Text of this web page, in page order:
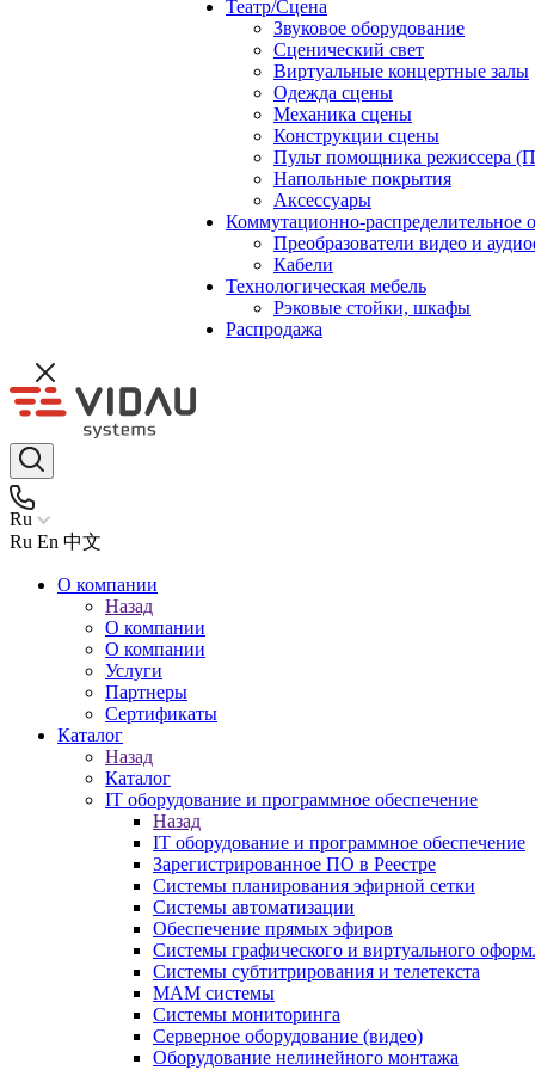
Театр/Сцена
Звуковое оборудование
Сценический свет
Виртуальные концертные залы
Одежда сцены
Механика сцены
Конструкции сцены
Пульт помощника режиссера
Напольные покрытия
Аксессуары
Коммутационно-распределительное
Преобразователи видео и
Кабели
Технологическая мебель
Рэковые стойки, шкафы
Распродажа
Ru
Ru En 中文
О компании
Назад
О компании
О компании
Услуги
Партнеры
Сертификаты
Каталог
Назад
Каталог
IT оборудование и программное обеспечение
Назад
IT оборудование и программное обеспечение
Зарегистрированное ПО в Реестре
Системы планирования эфирной сетки
Системы автоматизации
Обеспечение прямых эфиров
Системы графического и виртуального
Системы субтитрирования и телетекста
MAM системы
Системы мониторинга
Серверное оборудование (видео)
Оборудование нелинейного монтажа